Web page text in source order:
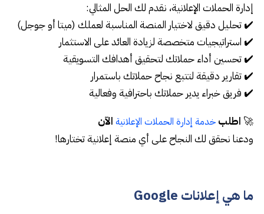
إدارة الحملات الإعلانية، نقدم لك الحل المثالي:
✔️ تحليل دقيق لاختيار المنصة المناسبة لعملك (ميتا أو جوجل)
✔️ استراتيجيات متخصصة لزيادة العائد على الاستثمار
✔️ تحسين أداء حملاتك لتحقيق أهدافك التسويقية
✔️ تقارير دقيقة لتتبع نجاح حملاتك باستمرار
✔️ فريق خبراء يدير حملاتك باحترافية وفعالية
🚀 اطلب خدمة إدارة الحملات الإعلانية الآن
ودعنا نحقق لك النجاح على أي منصة إعلانية تختارها!
ما هي إعلانات Google